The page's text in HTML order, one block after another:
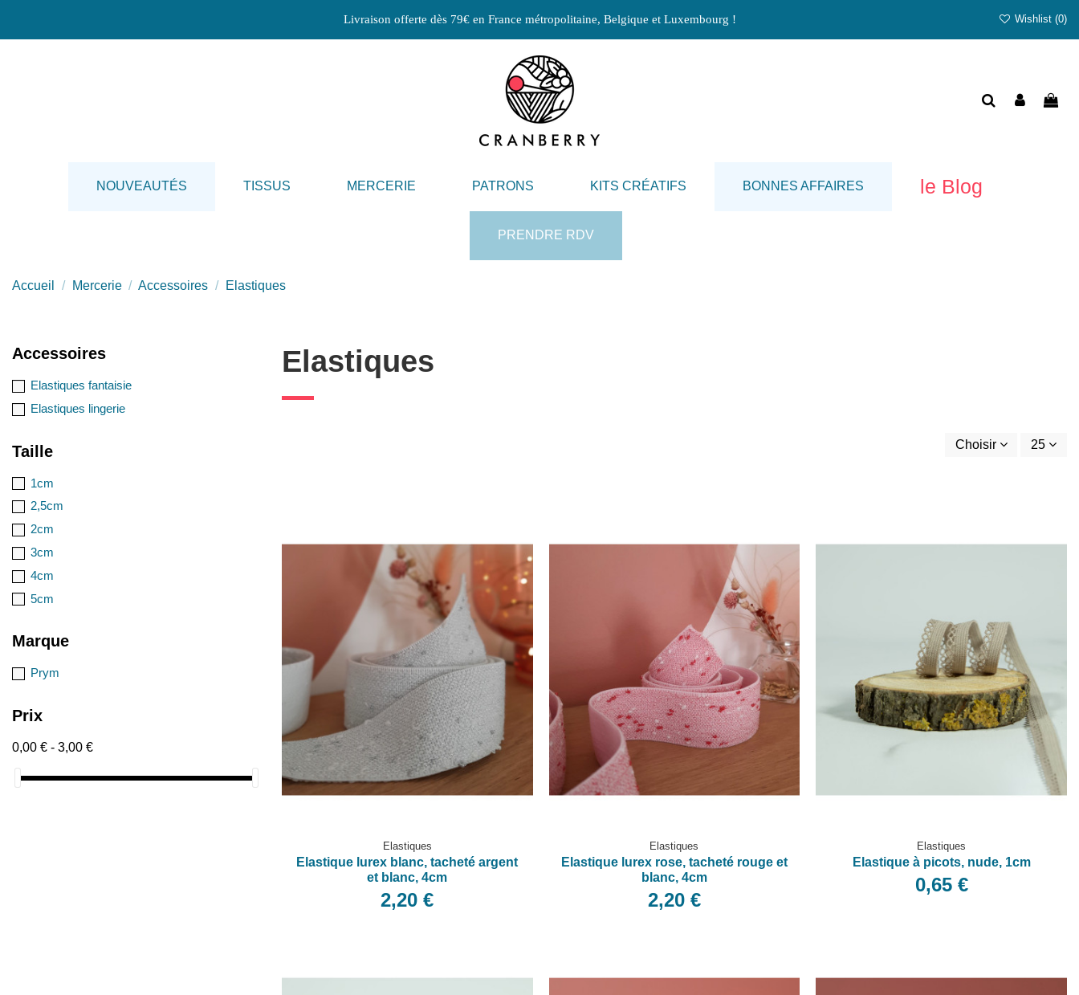
Livraison offerte dès 79€ en France métropolitaine, Belgique et Luxembourg ! Wishlist (0)
NOUVEAUTÉS TISSUS MERCERIE PATRONS KITS CRÉATIFS BONNES AFFAIRES le Blog
PRENDRE RDV
Accueil Mercerie Accessoires Elastiques
Elastiques
Choisir 25
Elastiques
Elastique lurex blanc, tacheté argent
et blanc, 4cm
2,20 €
Elastiques
Elastique lurex rose, tacheté rouge et
blanc, 4cm
2,20 €
Elastiques
Elastique à picots, nude, 1cm
0,65 €
Accessoires
Elastiques fantaisie
Elastiques lingerie
Taille
1cm
2,5cm
2cm
3cm
4cm
5cm
Marque
Prym
Prix
0,00 € - 3,00 €